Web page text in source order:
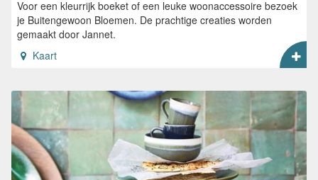
Voor een kleurrijk boeket of een leuke woonaccessoire bezoek
je Buitengewoon Bloemen. De prachtige creaties worden
gemaakt door Jannet.
Kaart